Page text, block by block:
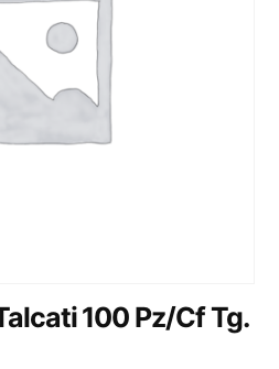
100 Pz/Cf Tg.